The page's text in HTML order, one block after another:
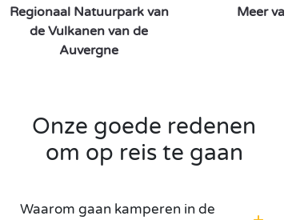
Regionaal Natuurpark van
de Vulkanen van de
Auvergne
Meer
Onze goede redenen
om op reis te gaan
Waarom gaan kamperen in de